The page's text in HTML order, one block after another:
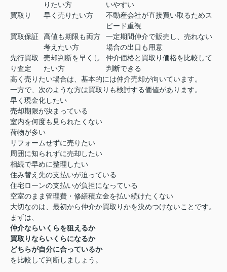
りたい方
いやすい
買取り
早く売りたい方
不動産会社が直接買い取るためス
ピード重視
買取保証
高値も期限も両方
考えたい方
一定期間仲介で販売し、売れない
場合の出口も用意
先行買取
り査定
売却判断を早くし
たい方
仲介価格と買取り価格を比較して
判断できる
高く売りたい場合は、基本的には仲介売却が向いています。
一方で、次のような方は買取りも検討する価値があります。
早く現金化したい
売却期限が決まっている
室内を何度も見られたくない
荷物が多い
リフォームせずに売りたい
周囲に知られずに売却したい
相続で早めに整理したい
住み替え先の支払いが迫っている
住宅ローンの支払いが負担になっている
空室のまま管理費・修繕積立金を払い続けたくない
大切なのは、最初から仲介か買取りかを決めつけないことです。
まずは、
仲介ならいくらを狙えるか
買取りならいくらになるか
どちらが自分に合っているか
を比較して判断しましょう。